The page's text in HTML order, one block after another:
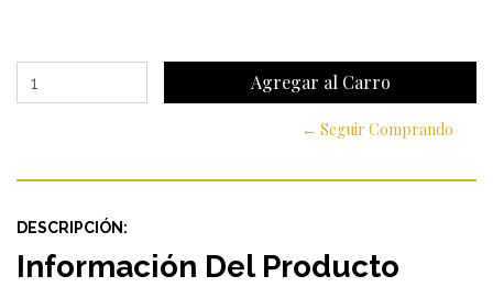
← Seguir Comprando
DESCRIPCIÓN:
Información Del Producto